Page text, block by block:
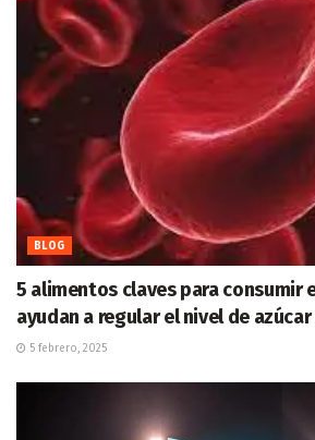
BLOG
5 alimentos claves para consumir
ayudan a regular el nivel de
5 febrero, 2025